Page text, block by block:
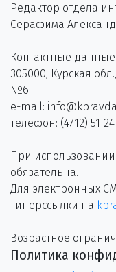
Редактор отдела
Серафима
Контактные
305000, Курская
№6.
e-mail:
телефон: (4712) 51-
При
обязательна.
Для электронных
гиперссылки на
Возрастное
Политика